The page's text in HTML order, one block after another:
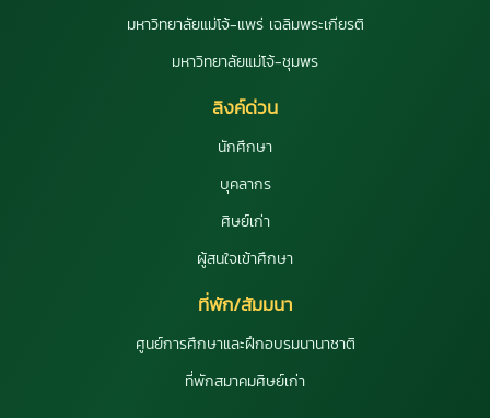
มหาวิทยาลัยแม่โจ้-แพร่ เฉลิมพระเกียรติ
มหาวิทยาลัยแม่โจ้-ชุมพร
ลิงค์ด่วน
นักศึกษา
บุคลากร
ศิษย์เก่า
ผู้สนใจเข้าศึกษา
ที่พัก/สัมมนา
ศูนย์การศึกษาและฝึกอบรมนานาชาติ
ที่พักสมาคมศิษย์เก่า